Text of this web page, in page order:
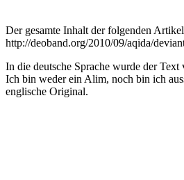
Der gesamte Inhalt der folgenden
http://deoband.org/2010/09/aqida/
In die deutsche Sprache wurde der
Ich bin weder ein Alim, noch bin ich
englische Original.